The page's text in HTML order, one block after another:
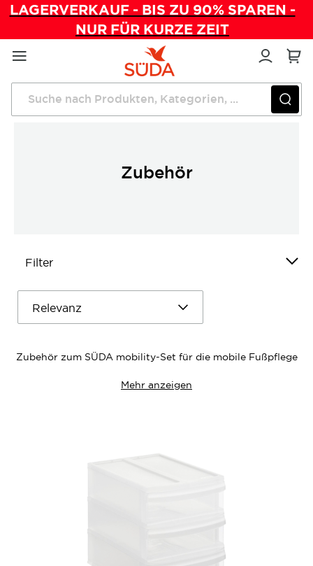
LAGERVERKAUF - BIS ZU 90% SPAREN -
NUR FÜR KURZE ZEIT
Direkt
zum
Inhalt
Startseite Mobile Fußpflege Zubehör
Zubehör
Filter
Zubehör zum SÜDA mobility-Set für die mobile Fußpflege
Mehr anzeigen